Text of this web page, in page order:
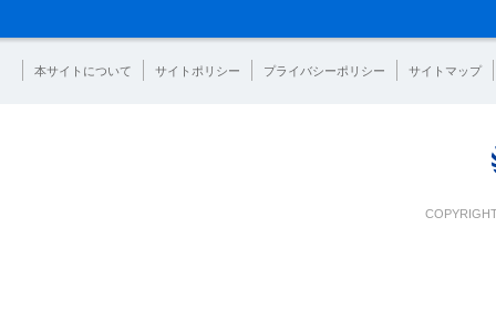
本サイトについて サイトポリシー プライバシーポリシー サイトマップ